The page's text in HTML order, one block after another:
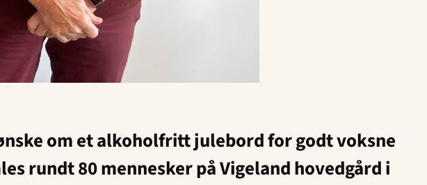
om et alkoholfritt julebord for godt voksne
rundt 80 mennesker på Vigeland hovedgård i